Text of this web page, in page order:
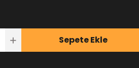
Sepete Ekle